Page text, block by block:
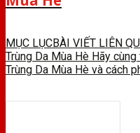
MỤC LỤCBÀI VIẾT LIÊN
Trùng Da Mùa Hè Hãy
Trùng Da Mùa Hè và cách